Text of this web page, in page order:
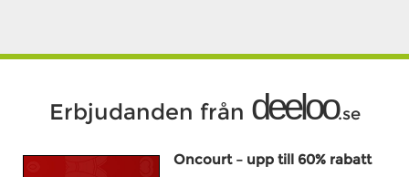
Erbjudanden från deeloo.se
Oncourt – upp till 60% rabatt